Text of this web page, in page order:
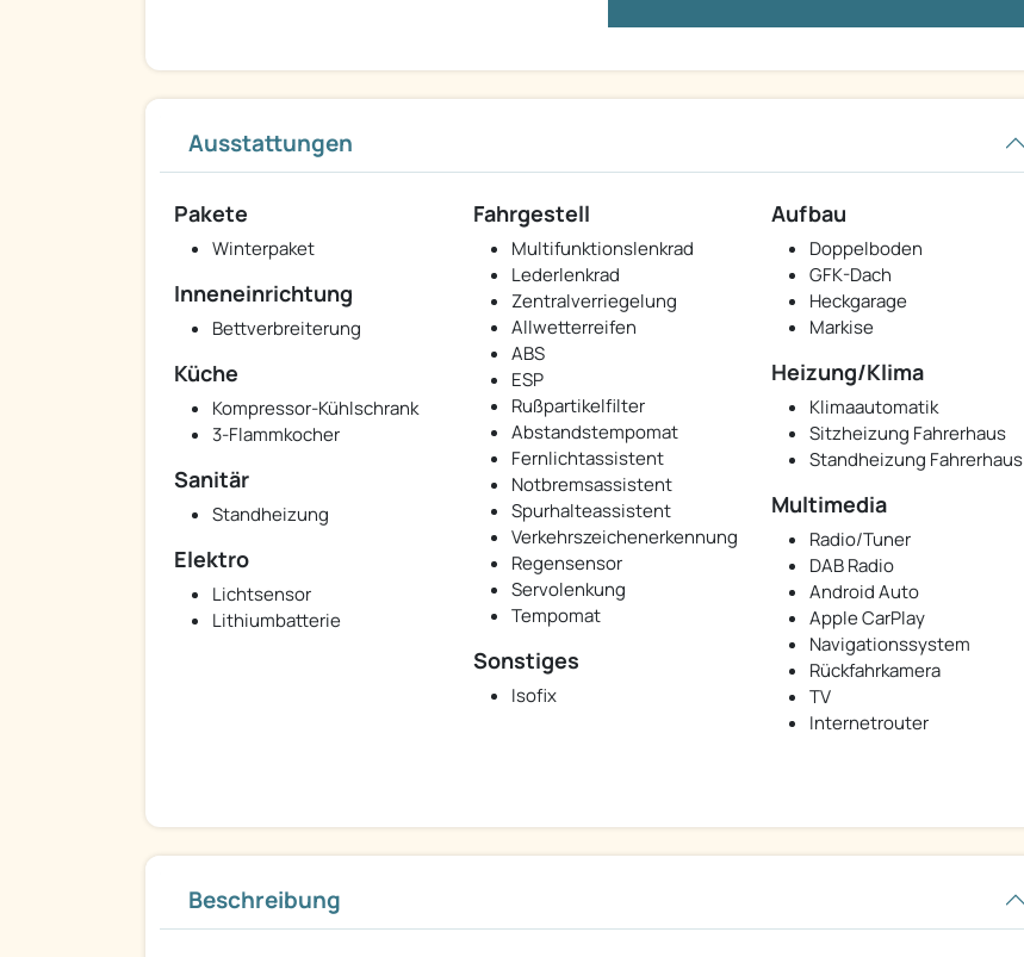
Ausstattungen
Pakete
Winterpaket
Fahrgestell
Multifunktionslenkrad
Lederlenkrad
Zentralverriegelung
Allwetterreifen
ABS
ESP
Rußpartikelfilter
Abstandstempomat
Fernlichtassistent
Notbremsassistent
Spurhalteassistent
Verkehrszeichenerkennung
Regensensor
Servolenkung
Tempomat
Aufbau
Doppelboden
GFK-Dach
Heckgarage
Markise
Inneneinrichtung
Bettverbreiterung
Heizung/Klima
Klimaautomatik
Sitzheizung Fahrerhaus
Standheizung Fahrerhaus
Küche
Kompressor-Kühlschrank
3-Flammkocher
Sanitär
Standheizung Multimedia
Radio/Tuner
DAB Radio
Android Auto
Apple CarPlay
Navigationssystem
Rückfahrkamera
TV
Internetrouter
Elektro
Lichtsensor
Lithiumbatterie
Sonstiges
Isofix
Beschreibung